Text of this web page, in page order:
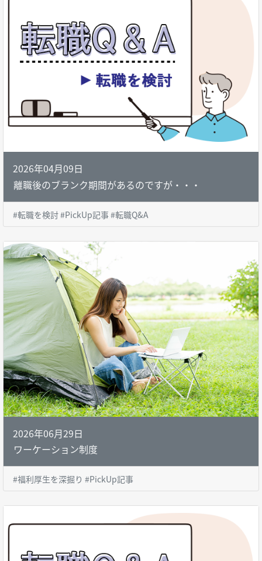
2026年04月09日
離職後のブランク期間があるのですが・・・
#転職を検討 #PickUp記事 #転職Q&A
2026年06月29日
ワーケーション制度
#福利厚生を深掘り #PickUp記事